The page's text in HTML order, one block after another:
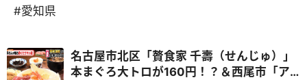
#愛知県
名古屋市北区「贅食家 千壽（せんじゅ）」
本まぐろ大トロが160円！？＆西尾市「ア